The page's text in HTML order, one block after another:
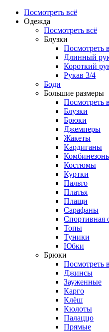
Посмотреть всё
Одежда
Посмотреть всё
Блузки
Посмотреть
Длинный
Короткий
Рукав 3/4
Боди
Большие размеры
Посмотреть
Блузки
Брюки
Джемперы
Жакеты
Кардиганы
Костюмы
Куртки
Пальто
Платья
Плащи
Сарафаны
Спортивная
Топы
Туники
Юбки
Брюки
Посмотреть
Джинсы
Зауженные
Карго
Клёш
Кюлоты
Палаццо
Прямые